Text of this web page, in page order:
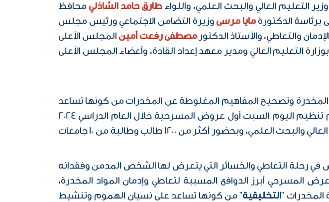
وزير التعليم العالي والبحث العلمي، واللواءطارق حامد الشاذلي محافظ
برئاسة الدكتورةمايا مرسى وزيرة التضامن الاجتماعي ورئيس مجلس
والتعاطي، والأستاذ الدكتورمصطفى رفعت أمين المجلس الأعلى
التعليم العالي ومدير معهد إعداد القادة، وأعضاء المجلس الأعلى
المخدرة وتصحيح المفاهيم المغلوطة عن المخدرات من كونها تساعد
على تنشيط الذاكرة ونسيان الهموم وغيرها من المعتقدات الخاطئة، وتم تنظيم اليوم السبت أول عروض المسرحية خلال العام الدراسي 2024
/2025 بجامعة السويس بالتعاون مع قطاع الأنشطة الطلابية بوزارة التعليم العالي والبحث العلمي، وبحضور أكثر من 1200 طالب وطالبة من 10 جامعات
رحلة التعاطي والخسائر التي يتعرض لها الشخص المدمن وفقدانه
المسرحي أبرز الدوافع المسببة لتعاطي وإدمان المواد المخدرة،
المخدرات "التخليقية" من كونها تساعد على نسيان الهموم وتنشيط